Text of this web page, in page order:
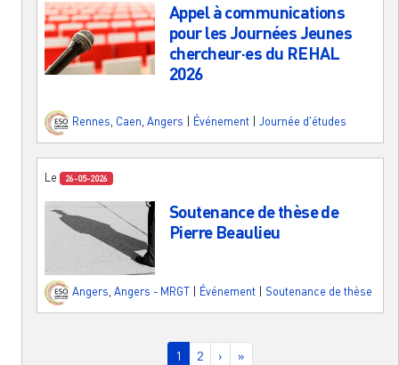
Appel à communications
pour les Journées Jeunes
chercheur·es du REHAL
2026
Rennes Caen Angers Événement Journée d'études
Le 26-05-2026
Soutenance de thèse de
Pierre Beaulieu
Angers Angers - MRGT Événement Soutenance de thèse
Page courante
1 Page
2 Page suivante
› Dernière page
»